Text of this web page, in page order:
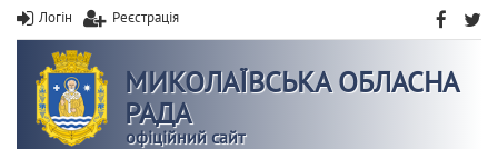
Логін Реєстрація
МИКОЛАЇВСЬКА ОБЛАСНА
РАДА
офіційний сайт